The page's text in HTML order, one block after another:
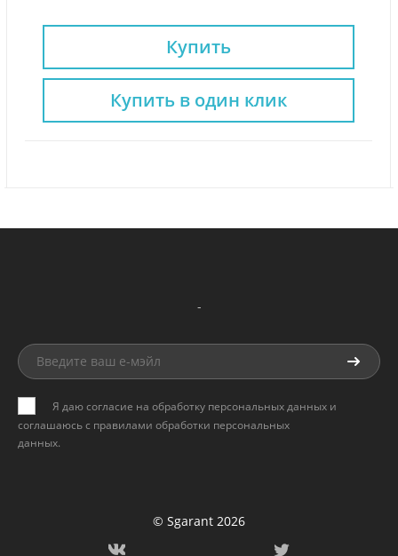
Купить
Купить в один клик
-
Я даю согласие на обработку персональных данных и
соглашаюсь с правилами обработки персональных
данных.
© Sgarant 2026